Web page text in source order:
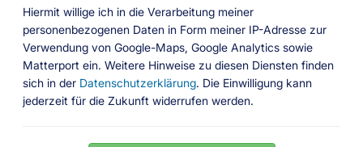
Hiermit willige ich in die Verarbeitung meiner
personenbezogenen Daten in Form meiner IP-Adresse zur
Verwendung von Google-Maps, Google Analytics sowie
Matterport ein. Weitere Hinweise zu diesen Diensten finden
sich in der Datenschutzerklärung. Die Einwilligung kann
jederzeit für die Zukunft widerrufen werden.
Ferien am Wasser
Das besondere Buchungsportal